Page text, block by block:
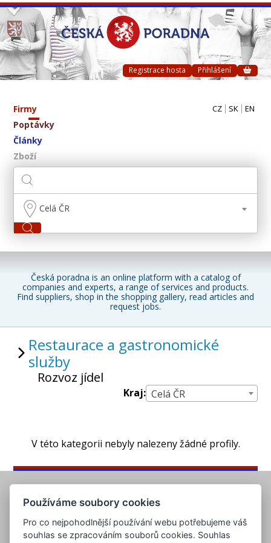
Registrace hosta Přihlášení
Firmy
Poptávky
Články
Zboží
CZ SK EN
Celá ČR
Česká poradna is an online platform with a catalog of
companies and experts, a range of services and products.
Find suppliers, shop in the shopping gallery, read articles and
request jobs.
Restaurace a gastronomické
služby
Rozvoz jídel
Kraj: Celá ČR
V této kategorii nebyly nalezeny žádné profily.
Používáme soubory cookies
Pro co nejpohodlnější používání webu potřebujeme váš
souhlas se zpracováním souborů cookies. Souhlas